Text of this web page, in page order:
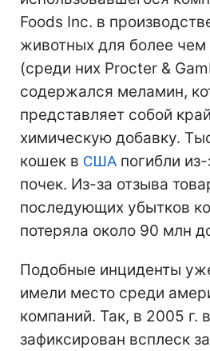
Foods Inc. в
животных для более чем
(среди них Procter &
содержался меламин,
представляет собой
химическую добавку.
кошек в США погибли из-
почек. Из-за отзыва
последующих убытков
потеряла около 90 млн
Подобные инциденты
имели место среди
компаний. Так, в 2005 г. в
зафиксирован всплеск